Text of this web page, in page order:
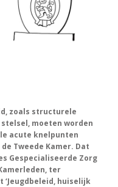
zoals structurele
moeten worden
acute knelpunten
Tweede Kamer. Dat
Gespecialiseerde Zorg
ter
huiselijk